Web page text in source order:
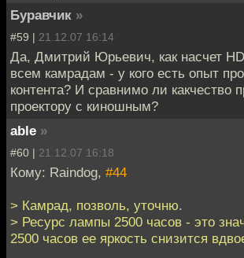
Буравчик »
#59 | 21.12.07 16:14
Да, Дмитрий Юрьевич, как насчет
всем камрадам - у кого есть опыт
контента? И сравнимо ли какчество
проектору с киношным?
able »
#60 | 21.12.07 16:18
Кому: Raindog, #44
> Камрад, позволь, уточню.
> Ресурс лампы 2500 часов - это
2500 часов ее яркость снизится